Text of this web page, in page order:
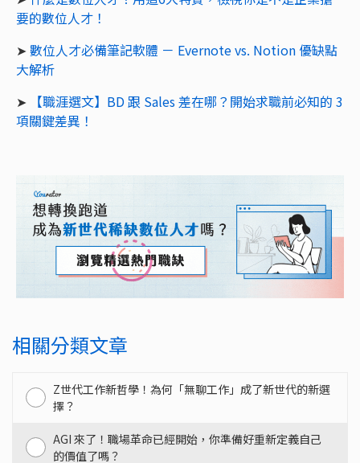
要的數位人才！
➤ 數位人才必備筆記軟體 － Evernote vs. Notion 優缺點
大解析
➤
【職涯選文】BD 跟 Sales 差在哪？開始求職前必知的 3
項關鍵差異！
相關分類文章
Z世代工作新哲學！為何「無聊工作」成了新世代的新選
擇？
AGI 來了！職場革命已經開始，你準備好重新定義自己
的價值了嗎？